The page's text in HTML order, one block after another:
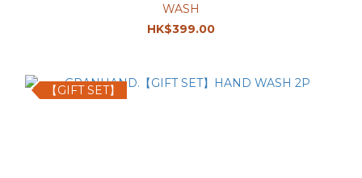
WASH
HK$399.00
【GIFT SET】